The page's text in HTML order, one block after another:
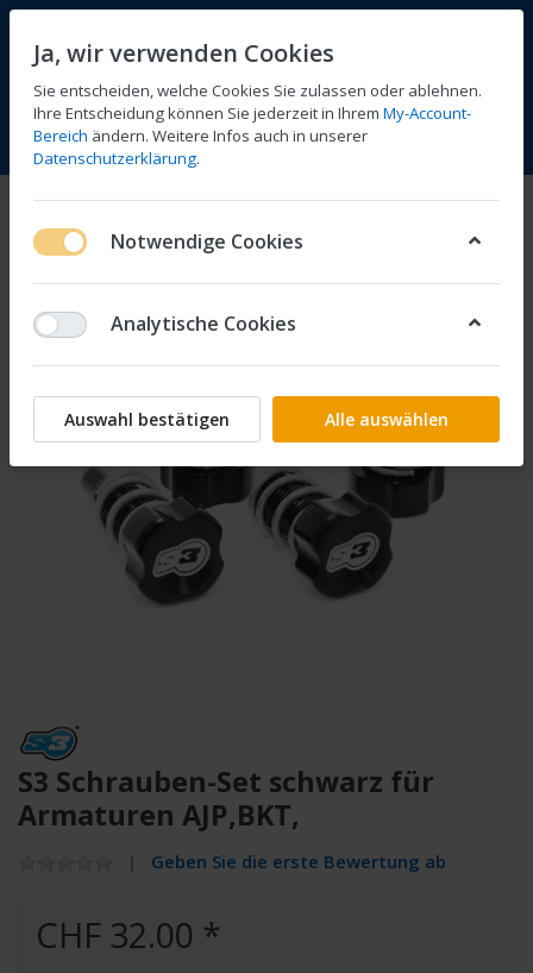
Menü Anmelden Vergleichen Wunschliste
S3 Schrauben-Set schwarz für
Armaturen AJP,BKT,
Geben Sie die erste Bewertung ab
CHF 32.00 *
Ja, wir verwenden Cookies
Sie entscheiden, welche Cookies Sie zulassen oder ablehnen.
Ihre Entscheidung können Sie jederzeit in Ihrem My-Account-
Bereich ändern. Weitere Infos auch in unserer
Datenschutzerklärung.
Notwendige Cookies
Analytische Cookies
Auswahl bestätigen Alle auswählen